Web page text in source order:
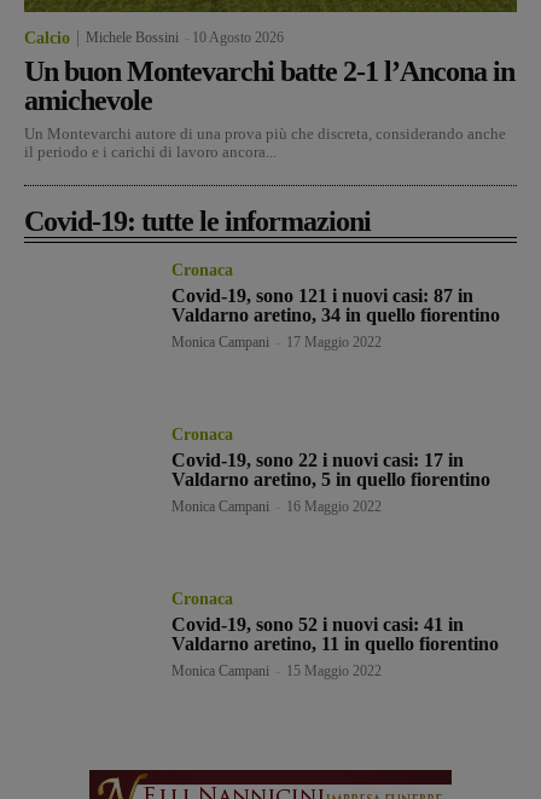
Calcio Michele Bossini 10 Agosto 2026
Un buon Montevarchi batte 2-1 l’Ancona in
amichevole
Un Montevarchi autore di una prova più che discreta, considerando anche
il periodo e i carichi di lavoro ancora...
Covid-19: tutte le informazioni
Cronaca
Covid-19, sono 121 i nuovi casi: 87 in
Valdarno aretino, 34 in quello fiorentino
Monica Campani 17 Maggio 2022
Cronaca
Covid-19, sono 22 i nuovi casi: 17 in
Valdarno aretino, 5 in quello fiorentino
Monica Campani 16 Maggio 2022
Cronaca
Covid-19, sono 52 i nuovi casi: 41 in
Valdarno aretino, 11 in quello fiorentino
Monica Campani 15 Maggio 2022